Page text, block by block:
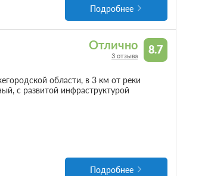
Подробнее
8.7
Отлично
3 отзыва
области, в 3 км от реки
с развитой инфраструктурой
Подробнее